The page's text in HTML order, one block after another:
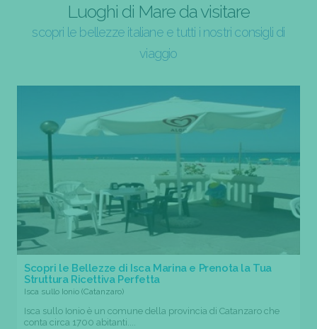
Luoghi di Mare da visitare
scopri le bellezze italiane e tutti i nostri consigli di
viaggio
Scopri le Bellezze di Isca Marina e Prenota la Tua
Struttura Ricettiva Perfetta
Isca sullo Ionio (Catanzaro)
Isca sullo Ionio è un comune della provincia di Catanzaro che
conta circa 1700 abitanti....